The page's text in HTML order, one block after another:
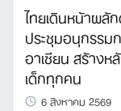
ไทยเดินหน้าผลั
ประชุมอนุกรร
อาเซียน สร้าง
เด็กทุกคน
6 สิงหาคม 2569